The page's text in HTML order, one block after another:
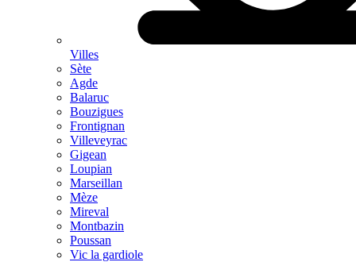
Villes
Sète
Agde
Balaruc
Bouzigues
Frontignan
Villeveyrac
Gigean
Loupian
Marseillan
Mèze
Mireval
Montbazin
Poussan
Vic la gardiole